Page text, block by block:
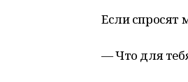
Если спросят
— Что для